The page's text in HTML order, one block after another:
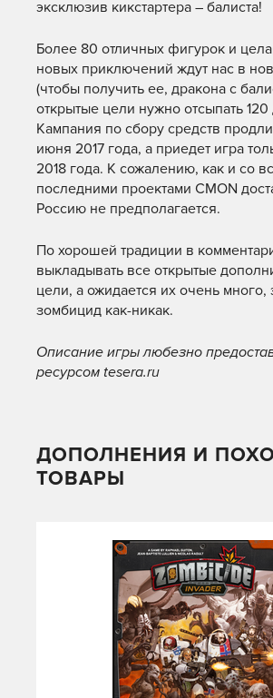
эксклюзив кикстартера – балиста!
Более 80 отличных фигурок и
новых приключений ждут нас в
(чтобы получить ее, дракона с
открытые цели нужно отсыпать
Кампания по сбору средств
июня 2017 года, а приедет игра
2018 года. К сожалению, как и со
последними проектами CMON
Россию не предполагается.
По хорошей традиции в
выкладывать все открытые
цели, а ожидается их очень много,
зомбицид как-никак.
Описание игры любезно
ресурсом tesera.ru
ДОПОЛНЕНИЯ И
ТОВАРЫ